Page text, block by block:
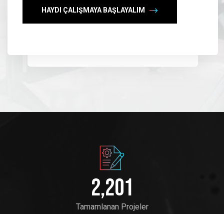
HAYDI ÇALIŞMAYA BAŞLAYALIM
2,205
Tamamlanan Projeler